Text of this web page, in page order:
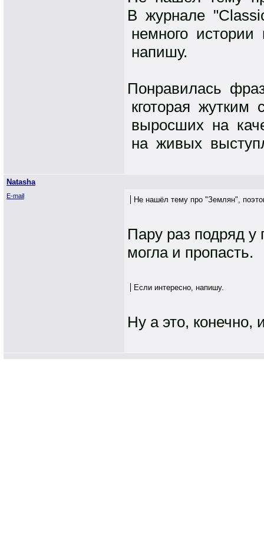
В журнале
немного
напишу.
Понравилась
кготорая
выросших на
на живых
Natasha
E-mail Не нашёл тему про "Землян",
Пару раз подряд
могла и пропасть.
Если интересно, напишу.
Ну а это, конечно,